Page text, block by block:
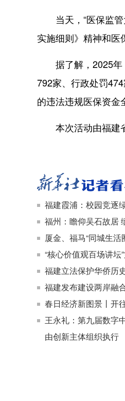
当天，“医保监管
实施细则》精神和医
据了解，2025年
792家、行政处罚
的违法违规医保资金
本次活动由福建省
福建霞浦：校园竞逐
福州：瞻仰吴石故居
厦金、福马“同城生
“核心价值观百场讲
福建立法保护华侨历
福建发布建设两岸融
春日经济新图景丨开
王永礼：第九届数字
由创新主体组织执行